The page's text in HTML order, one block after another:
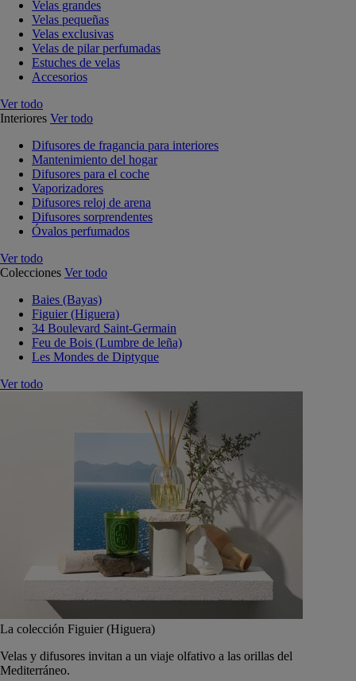
Velas grandes
Velas pequeñas
Velas exclusivas
Velas de pilar perfumadas
Estuches de velas
Accesorios
Ver todo
Interiores Ver todo
Difusores de fragancia para interiores
Mantenimiento del hogar
Difusores para el coche
Vaporizadores
Difusores reloj de arena
Difusores sorprendentes
Óvalos perfumados
Ver todo
Colecciones Ver todo
Baies (Bayas)
Figuier (Higuera)
34 Boulevard Saint-Germain
Feu de Bois (Lumbre de leña)
Les Mondes de Diptyque
Ver todo
La colección Figuier (Higuera)
Velas y difusores invitan a un viaje olfativo a las orillas del
Mediterráneo.